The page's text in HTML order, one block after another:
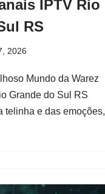
IPTV Rio
RS
2026
Mundo da Warez
Grande do Sul RS
telinha e das emoções,